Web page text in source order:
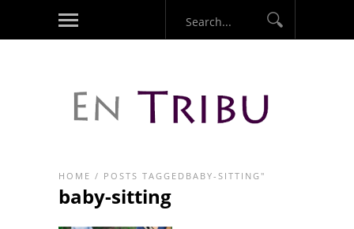
HOME / POSTS TAGGEDBABY-SITTING"
baby-sitting